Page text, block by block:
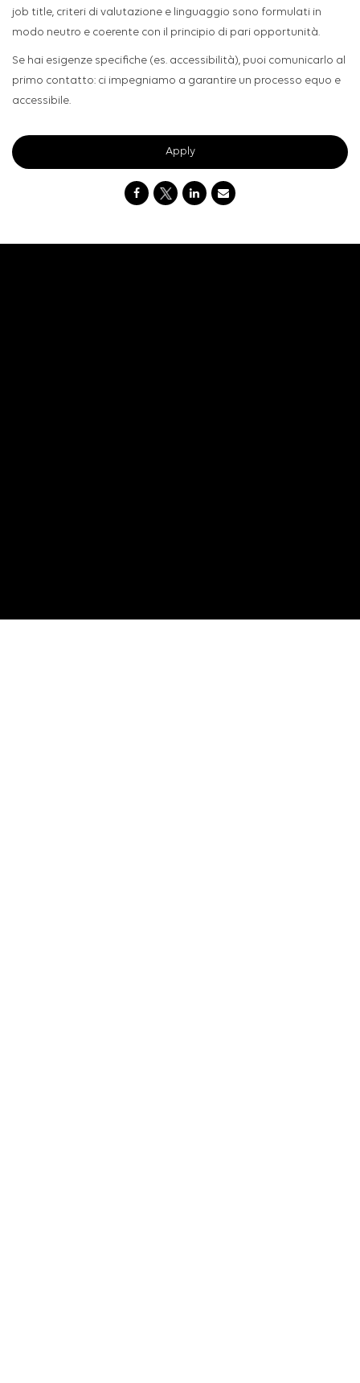
job title, criteri di valutazione e linguaggio sono formulati in
modo neutro e coerente con il principio di pari opportunità.
Se hai esigenze specifiche (es. accessibilità), puoi comunicarlo al
primo contatto: ci impegniamo a garantire un processo equo e
accessibile.
Apply